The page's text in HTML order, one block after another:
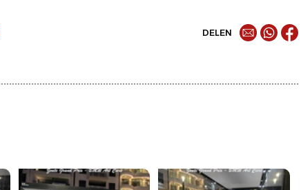
DELEN